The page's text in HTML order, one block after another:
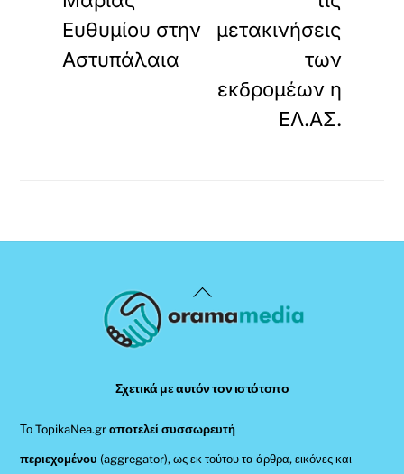
Ευθυμίου στην
Αστυπάλαια
μετακινήσεις
των
εκδρομέων η
ΕΛ.ΑΣ.
Back
To
Σχετικά με αυτόν τον ιστότοπο
Το TopikaNea.grαποτελεί συσσωρευτή
περιεχομένου (aggregator), ως εκ τούτου τα άρθρα, εικόνες και